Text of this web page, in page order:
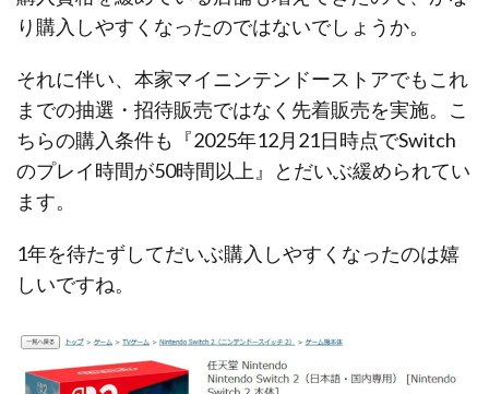
り購入しやすくなったのではないでしょうか。
それに伴い、本家マイニンテンドーストアでもこれ
までの抽選・招待販売ではなく先着販売を実施。こ
ちらの購入条件も『2025年12月21日時点でSwitch
のプレイ時間が50時間以上』とだいぶ緩められてい
ます。
1年を待たずしてだいぶ購入しやすくなったのは嬉
しいですね。